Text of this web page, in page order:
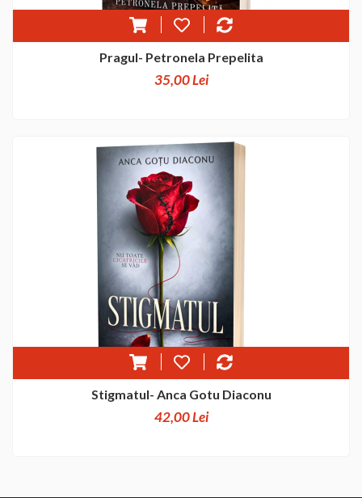
Pragul- Petronela Prepelita
35,00 Lei
Stigmatul- Anca Gotu Diaconu
42,00 Lei